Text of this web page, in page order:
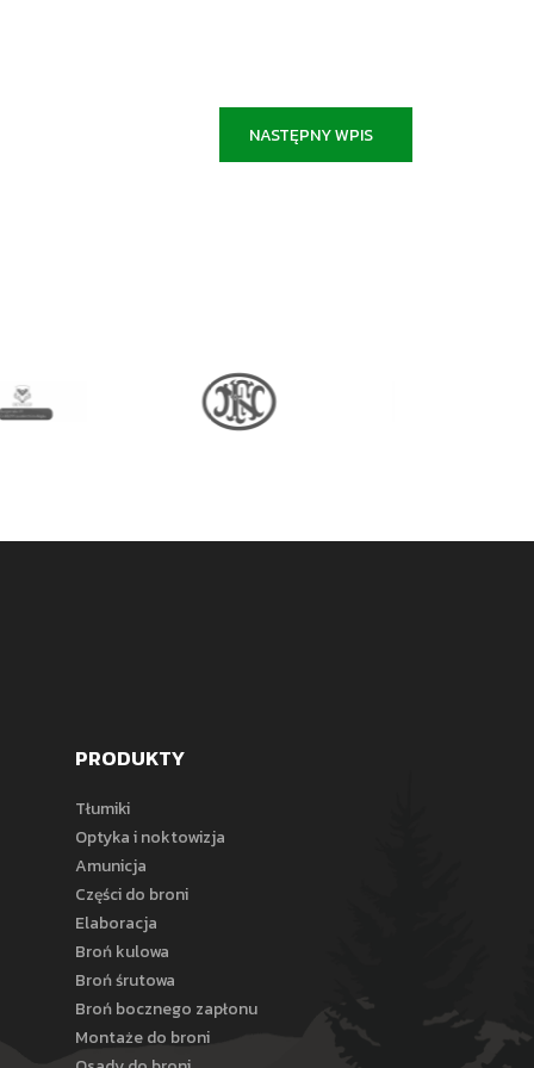
NASTĘPNY WPIS
PRODUKTY
Tłumiki
Optyka i noktowizja
Amunicja
Części do broni
Elaboracja
Broń kulowa
Broń śrutowa
Broń bocznego zapłonu
Montaże do broni